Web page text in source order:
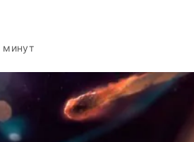
минут